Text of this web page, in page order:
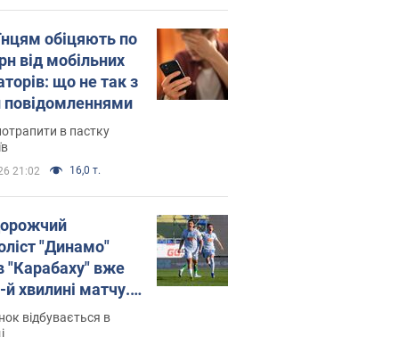
обіцяють по
від мобільних
що не так з
в пастку
21:02 16,0 т.
"Динамо"
"Карабаху" вже
й хвилині матчу.
відбувається в